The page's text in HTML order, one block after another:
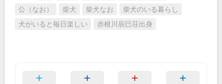
公（なお）
柴犬 柴犬なお
柴犬のいる暮らし
犬がいると毎日楽しい
赤根川辰巳荘出身